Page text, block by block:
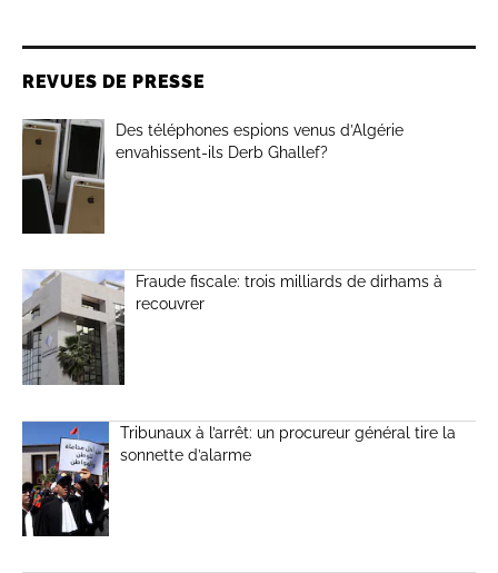
REVUES DE PRESSE
Des téléphones espions venus d’Algérie
envahissent-ils Derb Ghallef?
Fraude fiscale: trois milliards de dirhams à
recouvrer
Tribunaux à l’arrêt: un procureur général tire la
sonnette d’alarme